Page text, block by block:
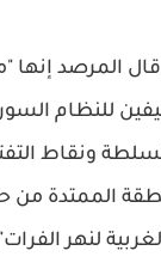
المرصد إنها
للنظام
ونقاط
الممتدة
لنهر